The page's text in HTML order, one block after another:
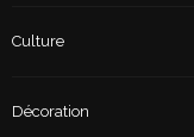
Culture
Décoration